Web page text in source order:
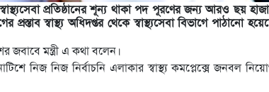
প্রতিষ্ঠানের শূন্য থাকা পদ পূরণের জন্য আরও ছয়
স্বাস্থ্য অধিদপ্তর থেকে স্বাস্থ্যসেবা বিভাগে পাঠানো
মন্ত্রী এ কথা বলেন।
নিজ নিজ নির্বাচনি এলাকার স্বাস্থ্য কমপ্লেক্সে জনবল